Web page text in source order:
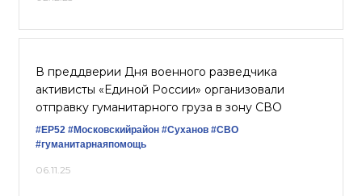
В преддверии Дня военного разведчика
активисты «Единой России» организовали
отправку гуманитарного груза в зону СВО
#ЕР52 #Московскийрайон #Суханов #СВО
#гуманитарнаяпомощь
06.11.25